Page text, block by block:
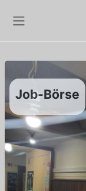
Job-Börse